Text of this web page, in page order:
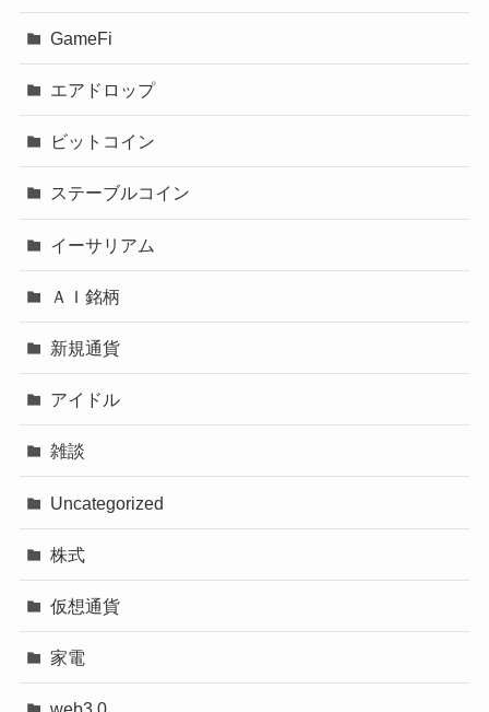
GameFi
エアドロップ
ビットコイン
ステーブルコイン
イーサリアム
ＡＩ銘柄
新規通貨
アイドル
雑談
Uncategorized
株式
仮想通貨
家電